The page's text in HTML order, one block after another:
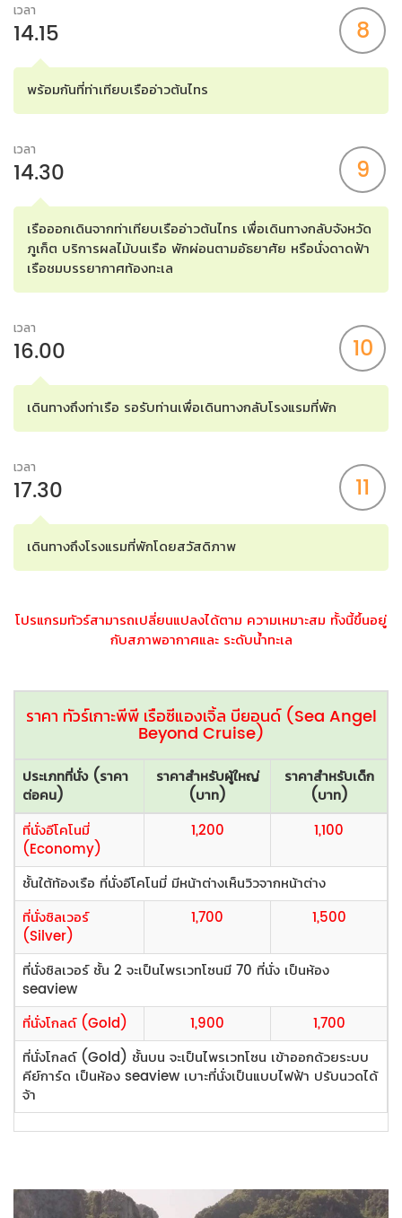
เวลา
14.15 8
พร้อมกันที่ท่าเทียบเรืออ่าวต้นไทร
เวลา
14.30 9
เรือออกเดินจากท่าเทียบเรืออ่าวต้นไทร เพื่อเดินทางกลับจังหวัด
ภูเก็ต บริการผลไม้บนเรือ พักผ่อนตามอัธยาศัย หรือนั่งดาดฟ้า
เรือชมบรรยากาศท้องทะเล
เวลา
16.00 10
เดินทางถึงท่าเรือ รอรับท่านเพื่อเดินทางกลับโรงแรมที่พัก
เวลา
17.30 11
เดินทางถึงโรงแรมที่พักโดยสวัสดิภาพ
โปรแกรมทัวร์สามารถเปลี่ยนแปลงได้ตาม ความเหมาะสม ทั้งนี้ขึ้นอยู่
กับสภาพอากาศและ ระดับน้ำทะเล
ราคา ทัวร์เกาะพีพี เรือซีแองเจิ้ล บียอนด์ (Sea Angel
Beyond Cruise)
ประเภทที่นั่ง (ราคา
ต่อคน)
ราคาสำหรับผู้ใหญ่
(บาท)
ราคาสำหรับเด็ก
(บาท)
ที่นั่งอีโคโนมี่
(Economy)
1,200 1,100
ชั้นใต้ท้องเรือ ที่นั่งอีโคโนมี่ มีหน้าต่างเห็นวิวจากหน้าต่าง
ที่นั่งซิลเวอร์
(Silver)
1,700 1,500
ที่นั่งซิลเวอร์ ชั้น 2 จะเป็นไพรเวทโซนมี 70 ที่นั่ง เป็นห้อง
seaview
ที่นั่งโกลด์ (Gold)
1,900
1,700
ที่นั่งโกลด์ (Gold) ชั้นบน จะเป็นไพรเวทโซน เข้าออกด้วยระบบ
คีย์การ์ด เป็นห้อง seaview เบาะที่นั่งเป็นแบบไฟฟ้า ปรับนวดได้
จ้า